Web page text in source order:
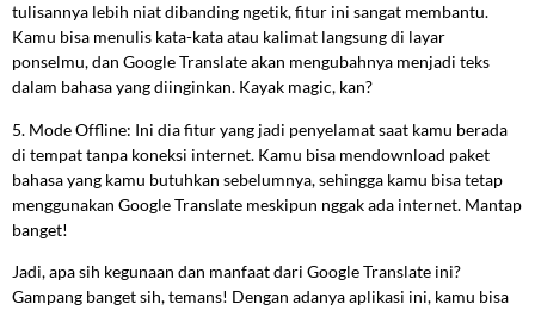
tulisannya lebih niat dibanding ngetik, fitur ini sangat membantu.
Kamu bisa menulis kata-kata atau kalimat langsung di layar
ponselmu, dan Google Translate akan mengubahnya menjadi teks
dalam bahasa yang diinginkan. Kayak magic, kan?
5. Mode Offline: Ini dia fitur yang jadi penyelamat saat kamu berada
di tempat tanpa koneksi internet. Kamu bisa mendownload paket
bahasa yang kamu butuhkan sebelumnya, sehingga kamu bisa tetap
menggunakan Google Translate meskipun nggak ada internet. Mantap
banget!
Jadi, apa sih kegunaan dan manfaat dari Google Translate ini?
Gampang banget sih, temans! Dengan adanya aplikasi ini, kamu bisa